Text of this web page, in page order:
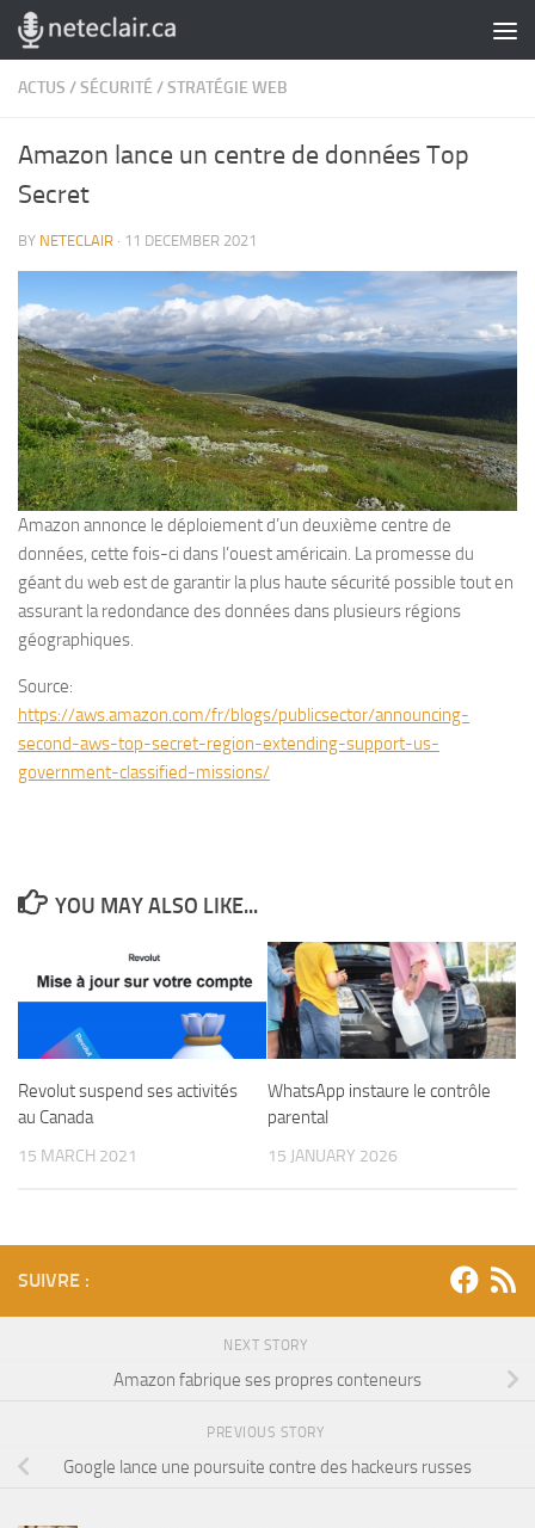
Skip to content
ACTUS /SÉCURITÉ /STRATÉGIE WEB
Amazon lance un centre de données Top
Secret
BY NETECLAIR · 11 DECEMBER 2021
Amazon annonce le déploiement d’un deuxième centre de
données, cette fois-ci dans l’ouest américain. La promesse du
géant du web est de garantir la plus haute sécurité possible tout en
assurant la redondance des données dans plusieurs régions
géographiques.
Source:
https://aws.amazon.com/fr/blogs/publicsector/announcing-
second-aws-top-secret-region-extending-support-us-
government-classified-missions/
YOU MAY ALSO LIKE...
Revolut suspend ses activités
au Canada
15 MARCH 2021
WhatsApp instaure le contrôle
parental
15 JANUARY 2026
SUIVRE :
NEXT STORY
Amazon fabrique ses propres conteneurs
PREVIOUS STORY
Google lance une poursuite contre des hackeurs russes